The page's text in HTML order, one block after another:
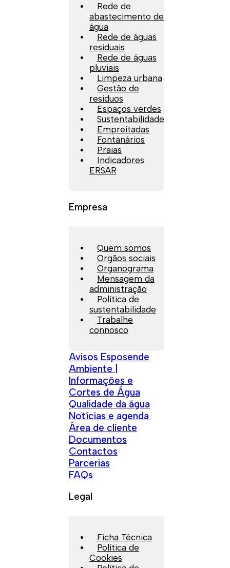
Rede de
abastecimento de
água
Rede de águas
residuais
Rede de águas
pluviais
Limpeza urbana
Gestão de
resíduos
Espaços verdes
Sustentabilidade
Empreitadas
Fontanários
Praias
Indicadores
ERSAR
Empresa
Quem somos
Orgãos sociais
Organograma
Mensagem da
administração
Política de
sustentabilidade
Trabalhe
connosco
Avisos Esposende
Ambiente |
Informações e
Cortes de Água
Qualidade da água
Notícias e agenda
Área de cliente
Documentos
Contactos
Parcerias
FAQs
Legal
Ficha Técnica
Política de
Cookies